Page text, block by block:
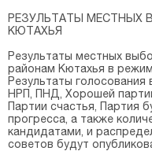
РЕЗУЛЬТАТЫ МЕСТНЫХ
КЮТАХЬЯ
Результаты местных
районам Кютахья в
Результаты
НРП, ПНД, Хорошей
Партии счастья, Партия
прогресса, а также
кандидатами, и
советов будут